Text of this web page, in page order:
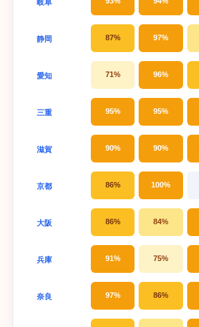
岐阜
静岡 87% 97%
愛知 71% 96%
三重 95% 95%
滋賀 90% 90%
京都 86% 100%
大阪 86% 84%
兵庫 91% 75%
奈良 97% 86%